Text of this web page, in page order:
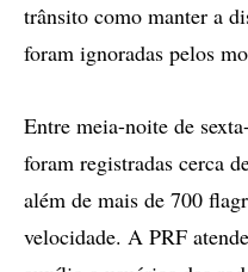
trânsito como manter a
foram ignoradas pelos
Entre meia-noite de
foram registradas cerca
além de mais de 700
velocidade. A PRF